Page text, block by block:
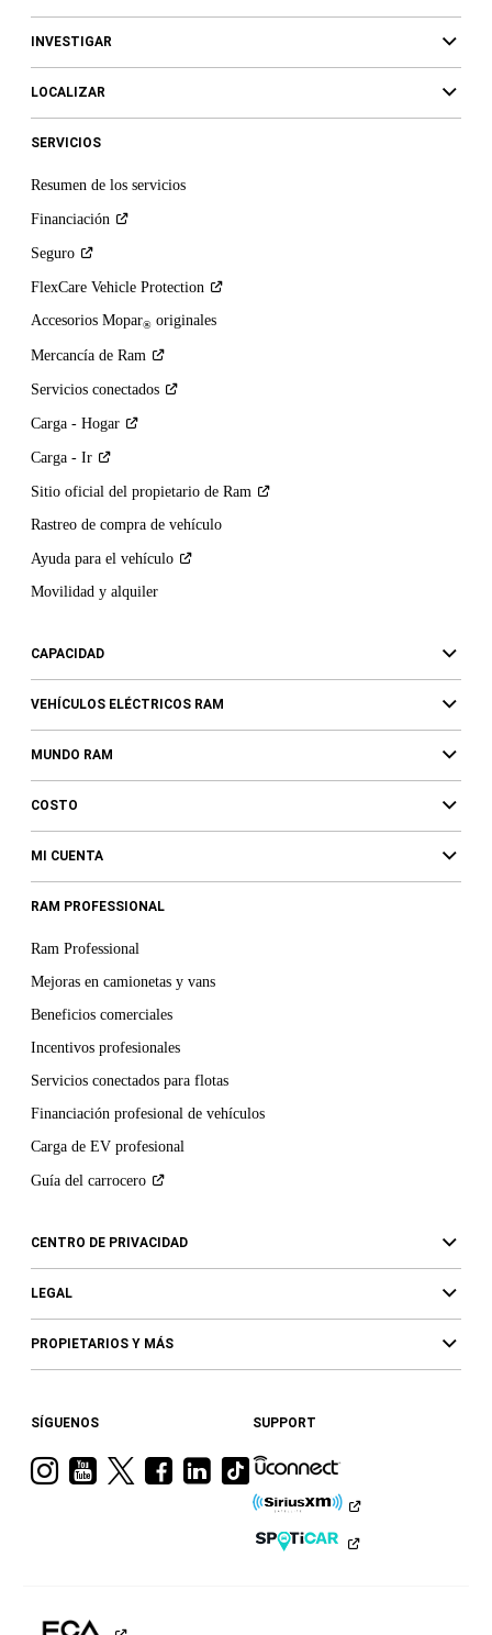
INVESTIGAR
LOCALIZAR
SERVICIOS
Resumen de los servicios
Financiación
Seguro
FlexCare Vehicle Protection
Accesorios Mopar® originales
Mercancía de Ram
Servicios conectados
Carga - Hogar
Carga - Ir
Sitio oficial del propietario de Ram
Rastreo de compra de vehículo
Ayuda para el vehículo
Movilidad y alquiler
CAPACIDAD
VEHÍCULOS ELÉCTRICOS RAM
MUNDO RAM
COSTO
MI CUENTA
RAM PROFESSIONAL
Ram Professional
Mejoras en camionetas y vans
Beneficios comerciales
Incentivos profesionales
Servicios conectados para flotas
Financiación profesional de vehículos
Carga de EV profesional
Guía del carrocero
CENTRO DE PRIVACIDAD
LEGAL
PROPIETARIOS Y MÁS
SÍGUENOS
VisitaVisitaVisitaVisitaVisita
Ram
Visita
a
Ram
en
SUPPORT